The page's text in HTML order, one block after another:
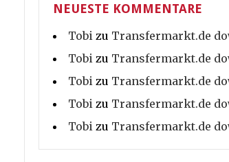
NEUESTE KOMMENTARE
Tobi zu Transfermarkt.de
Tobi zu Transfermarkt.de
Tobi zu Transfermarkt.de
Tobi zu Transfermarkt.de
Tobi zu Transfermarkt.de